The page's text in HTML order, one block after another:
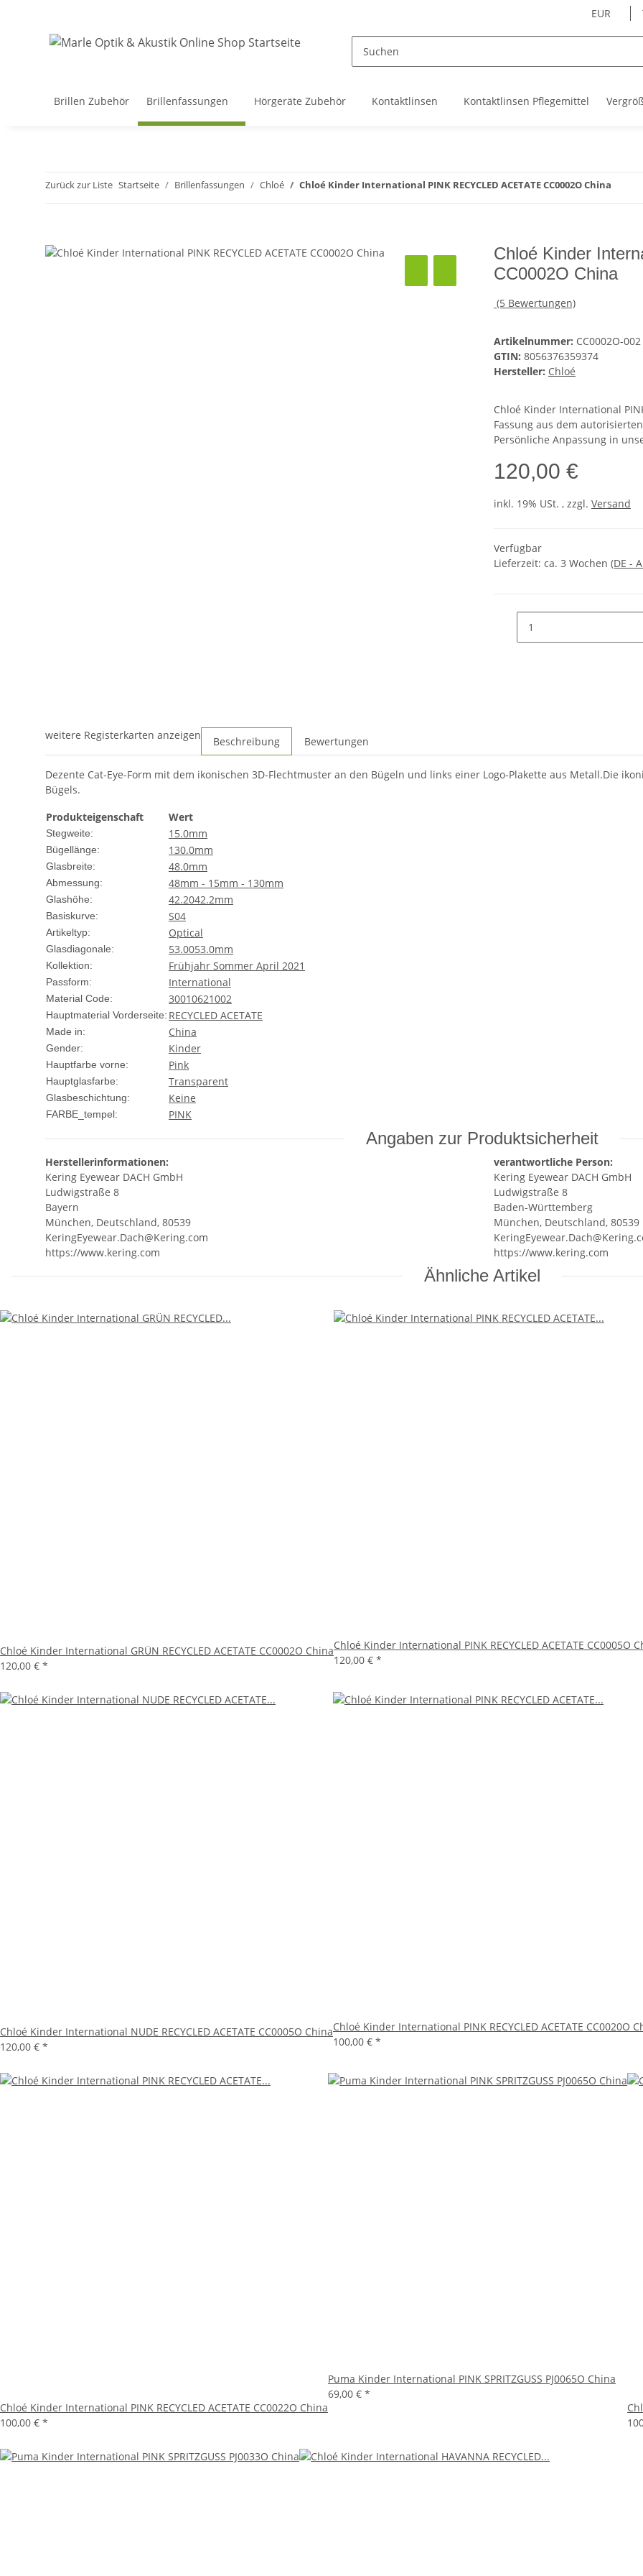
EUR
Brillen Zubehör Brillenfassungen Hörgeräte Zubehör Kontaktlinsen Kontaktlinsen Pflegemittel
Zurück zur Liste Startseite Brillenfassungen Chloé Chloé Kinder International PINK RECYCLED ACETATE CC0002O China
Chloé Kinder
CC0002O China
(5 Bewertungen)
Artikelnummer: CC0002O-002
GTIN: 8056376359374
Hersteller: Chloé
Chloé Kinder International
Fassung aus dem
Persönliche Anpassung in
120,00 €
inkl. 19% USt. , zzgl. Versand
Verfügbar
Lieferzeit: ca. 3 Wochen (DE -
weitere Registerkarten anzeigen Beschreibung Bewertungen
Dezente Cat-Eye-Form mit dem ikonischen 3D-Flechtmuster an den Bügeln und links einer Logo-Plakette aus Metall.Die
Bügels.
Produkteigenschaft
Wert
Stegweite: 15.0mm
Bügellänge: 130.0mm
Glasbreite: 48.0mm
Abmessung: 48mm - 15mm - 130mm
Glashöhe: 42.2042.2mm
Basiskurve: S04
Artikeltyp: Optical
Glasdiagonale: 53.0053.0mm
Kollektion: Frühjahr Sommer April 2021
Passform: International
Material Code: 30010621002
Hauptmaterial Vorderseite: RECYCLED ACETATE
Made in: China
Gender: Kinder
Hauptfarbe vorne: Pink
Hauptglasfarbe: Transparent
Glasbeschichtung: Keine
FARBE_tempel: PINK
Angaben zur Produktsicherheit
Herstellerinformationen:
Kering Eyewear DACH GmbH
Ludwigstraße 8
Bayern
München, Deutschland, 80539
KeringEyewear.Dach@Kering.com
https://www.kering.com
verantwortliche Person:
Kering Eyewear DACH GmbH
Ludwigstraße 8
Baden-Württemberg
München, Deutschland, 80539
https://www.kering.com
Ähnliche Artikel
Chloé Kinder International GRÜN RECYCLED ACETATE CC0002O China
120,00 € *
Chloé Kinder International PINK RECYCLED ACETATE CC0005O
120,00 € *
Chloé Kinder International NUDE RECYCLED ACETATE CC0005O China
120,00 € *
Chloé Kinder International PINK RECYCLED ACETATE CC0020O
100,00 € *
Chloé Kinder International PINK RECYCLED ACETATE CC0022O China
100,00 € *
Puma Kinder International PINK SPRITZGUSS PJ0065O China
69,00 € *